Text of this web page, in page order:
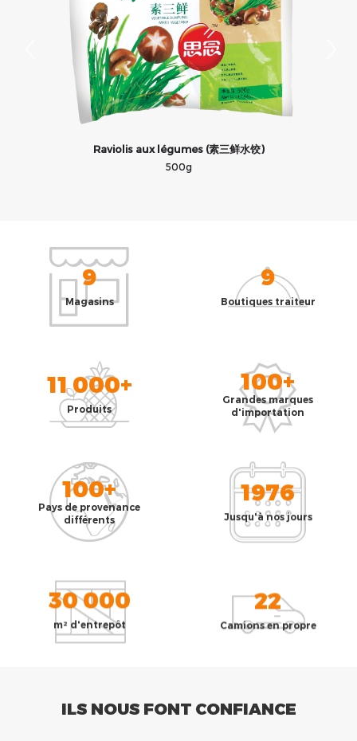
Raviolis aux légumes (素三鲜水饺)
500g
9
Magasins
9
Boutiques traiteur
11 000+
Produits
100+
Grandes marques
d'importation
100+
Pays de provenance
différents
1976
Jusqu'à nos jours
30 000
m² d'entrepôt
22
Camions en propre
ILS NOUS FONT CONFIANCE